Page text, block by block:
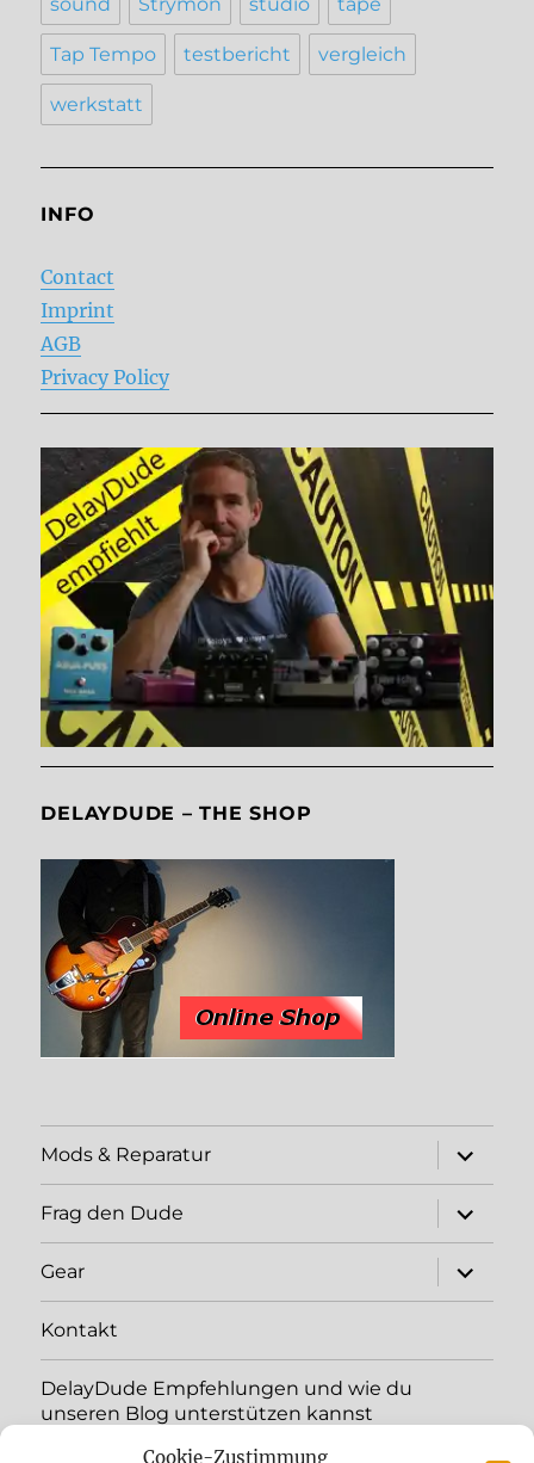
Cookie-Zustimmung
sound Strymon studio tape
Tap Tempo testbericht vergleich
werkstatt
INFO
Contact
Imprint
AGB
Privacy Policy
DELAYDUDE – THE SHOP
Mods & Reparatur
expand
child
menu
Frag den Dude
expand
child
menu
Gear
expand
child
menu
Kontakt
DelayDude Empfehlungen und wie du
unseren Blog unterstützen kannst